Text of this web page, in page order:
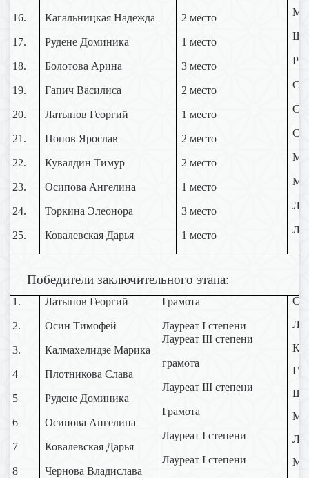
16.
17.
18.
19.
20.
21.
22.
23.
24.
25.
Кагальницкая Надежда
Рудене Доминика
Болотова Арина
Гапич Василиса
Латыпов Георгий
Попов Ярослав
Кувалдин Тимур
Осипова Ангелина
Торкина Элеонора
Ковалевская Дарья
2 место
1 место
3 место
2 место
1 место
2 место
2 место
1 место
3 место
1 место
Победители заключительного этапа:
1.
2.
3.
4
5
6
7
8
Латыпов Георгий
Осин Тимофей
Калмахелидзе Марика
Плотникова Слава
Рудене Доминика
Осипова Ангелина
Ковалевская Дарья
Чернова Владислава
Грамота
Лауреат I степени
Лауреат III степени
грамота
Лауреат III степени
Грамота
Лауреат I степени
Лауреат I степени